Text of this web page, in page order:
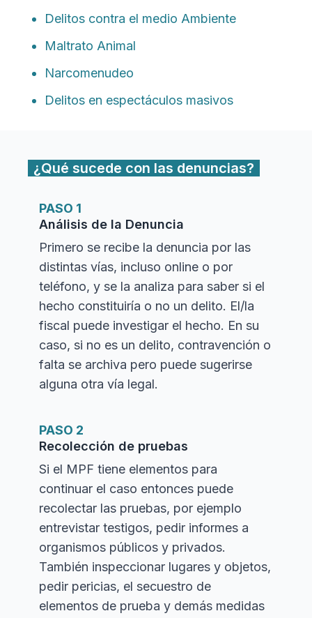
Delitos contra el medio Ambiente
Maltrato Animal
Narcomenudeo
Delitos en espectáculos masivos
¿Qué sucede con las denuncias?
PASO 1
Análisis de la Denuncia
Primero se recibe la denuncia por las
distintas vías, incluso online o por
teléfono, y se la analiza para saber si el
hecho constituiría o no un delito. El/la
fiscal puede investigar el hecho. En su
caso, si no es un delito, contravención o
falta se archiva pero puede sugerirse
alguna otra vía legal.
PASO 2
Recolección de pruebas
Si el MPF tiene elementos para
continuar el caso entonces puede
recolectar las pruebas, por ejemplo
entrevistar testigos, pedir informes a
organismos públicos y privados.
También inspeccionar lugares y objetos,
pedir pericias, el secuestro de
elementos de prueba y demás medidas